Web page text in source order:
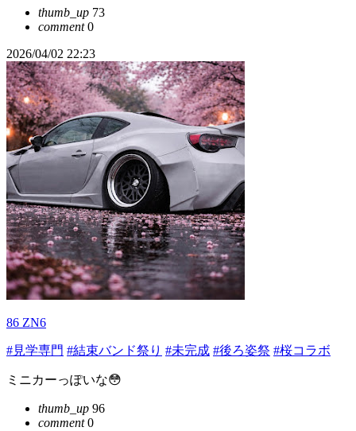
thumb_up 73
comment0
2026/04/02 22:23
86 ZN6
#見学専門 #結束バンド祭り #未完成 #後ろ姿祭 #桜コラボ
ミニカーっぽいな😳
thumb_up 96
comment0